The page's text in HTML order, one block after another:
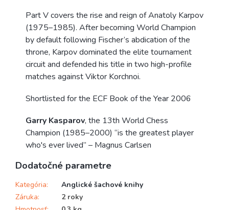
Part V covers the rise and reign of Anatoly Karpov
(1975–1985). After becoming World Champion
by default following Fischer’s abdication of the
throne, Karpov dominated the elite tournament
circuit and defended his title in two high-profile
matches against Viktor Korchnoi.
Shortlisted for the ECF Book of the Year 2006
Garry Kasparov, the 13th World Chess
Champion (1985–2000) “is the greatest player
who's ever lived” – Magnus Carlsen
Dodatočné parametre
Kategória:
Anglické šachové knihy
Záruka:
2 roky